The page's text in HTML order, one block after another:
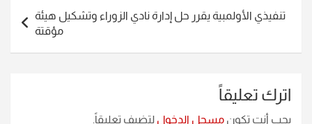
تنفيذي الأولمبية يقرر حل إدارة نادي الزوراء وتشكيل هيئة
مؤقتة
اترك تعليقاً
يجب أنت تكون مسجل الدخول لتضيف تعليقاً.